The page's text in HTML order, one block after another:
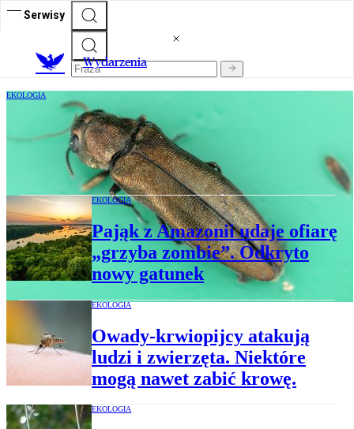
Serwisy
Wydarzenia
EKOLOGIA
U granic Polski pojawił się groźny
chrząszcz z Azji. W dwa lata może
zniszczyć drzewo
EKOLOGIA
Pająk z Amazonii udaje ofiarę
„grzyba zombie”. Odkryto
nowy gatunek
EKOLOGIA
Owady-krwiopijcy atakują
ludzi i zwierzęta. Niektóre
mogą nawet zabić krowę.
EKOLOGIA